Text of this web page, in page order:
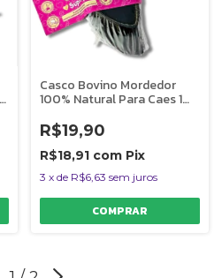
Casco Bovino Mordedor
100% Natural Para Caes 1
AlecrimPet
R$19,90
R$18,91 com Pix
3 x de R$6,63 sem juros